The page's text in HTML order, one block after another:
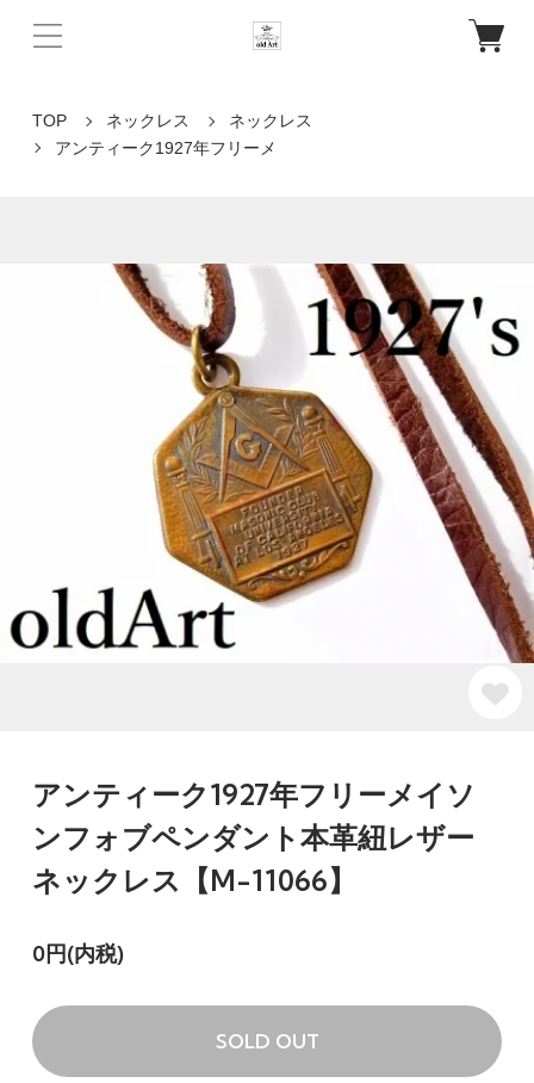
TOP ネックレス
ネックレス
アンティーク1927年フリーメ
アンティーク1927年フリーメイソ
ンフォブペンダント本革紐レザー
ネックレス【M-11066】
0円(内税)
SOLD OUT